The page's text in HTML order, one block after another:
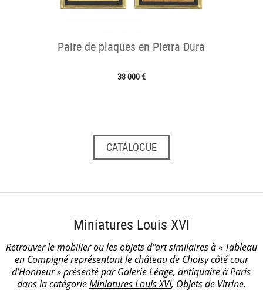
Paire de plaques en Pietra Dura
38 000 €
CATALOGUE
Miniatures Louis XVI
Retrouver le mobilier ou les objets d''art similaires à « Tableau
en Compigné représentant le château de Choisy côté cour
d’Honneur » présenté par Galerie Léage, antiquaire à Paris
dans la catégorieMiniatures Louis XVI, Objets de Vitrine.